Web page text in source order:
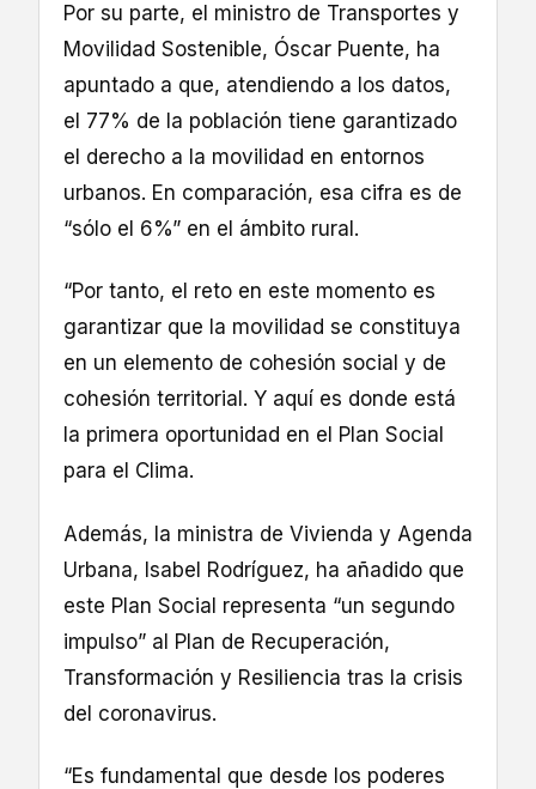
Por su parte, el ministro de Transportes y
Movilidad Sostenible, Óscar Puente, ha
apuntado a que, atendiendo a los datos,
el 77% de la población tiene garantizado
el derecho a la movilidad en entornos
urbanos. En comparación, esa cifra es de
“sólo el 6%” en el ámbito rural.
“Por tanto, el reto en este momento es
garantizar que la movilidad se constituya
en un elemento de cohesión social y de
cohesión territorial. Y aquí es donde está
la primera oportunidad en el Plan Social
para el Clima.
Además, la ministra de Vivienda y Agenda
Urbana, Isabel Rodríguez, ha añadido que
este Plan Social representa “un segundo
impulso” al Plan de Recuperación,
Transformación y Resiliencia tras la crisis
del coronavirus.
“Es fundamental que desde los poderes